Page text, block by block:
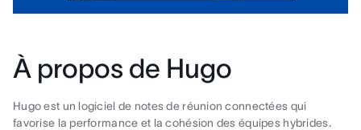
À propos de Hugo
Hugo est un logiciel de notes de réunion connectées qui
favorise la performance et la cohésion des équipes hybrides.